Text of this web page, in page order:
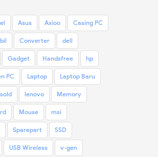
Asus Axioo Casing PC
Converter dell
Gadget Handsfree hp
PC Laptop Laptop Baru
lenovo Memory
Mouse msi
Sparepart SSD
USB Wireless v-gen